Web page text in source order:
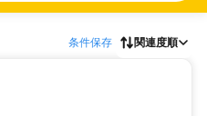
条件保存 関連度順